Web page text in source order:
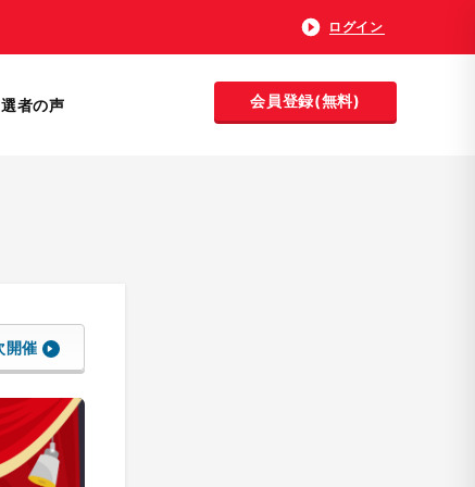
ログイン
者の声 会員登録(無料)
開催